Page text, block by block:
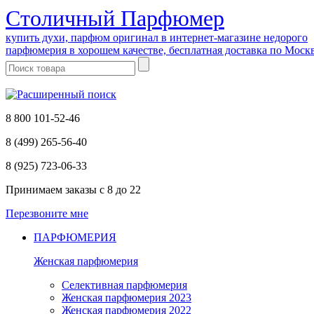
Cтоличный Парфюмер
купить духи, парфюм оригинал в интернет-магазине недорого
парфюмерия в хорошем качестве, бесплатная доставка по
8 800 101-52-46
8 (499) 265-56-40
8 (925) 723-06-33
Принимаем заказы с 8 до 22
Перезвоните мне
ПАРФЮМЕРИЯ
Женская парфюмерия
Селективная парфюмерия
Женская парфюмерия 2023
Женская парфюмерия 2022